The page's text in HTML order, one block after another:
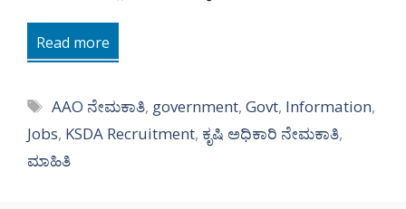
Read more
Tags
AAO ನೇಮಕಾತಿ, government,Govt, Information,
Jobs, KSDA Recruitment, ಕೃಷಿ ಅಧಿಕಾರಿ ನೇಮಕಾತಿ,
ಮಾಹಿತಿ